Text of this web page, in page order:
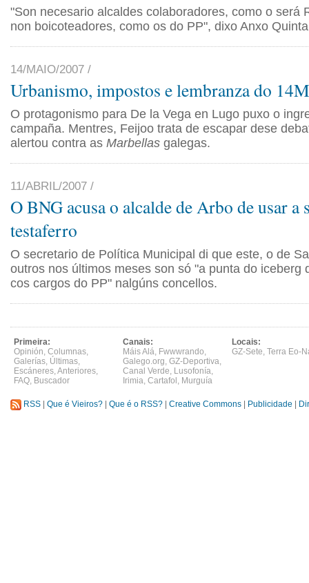
"Son necesario alcaldes colaboradores, como o será
non boicoteadores, como os do PP", dixo Anxo
14/MAIO/2007 /
Urbanismo, impostos e lembranza do 14M
O protagonismo para De la Vega en Lugo puxo o
campaña. Mentres, Feijoo trata de escapar dese
alertou contra as Marbellas galegas.
11/ABRIL/2007 /
O BNG acusa o alcalde de Arbo de usar a
testaferro
O secretario de Política Municipal di que este, o de
outros nos últimos meses son só "a punta do iceberg
cos cargos do PP" nalgúns concellos.
Primeira:
Opinión, Columnas,
Galerías, Últimas,
Escáneres,Anteriores,
FAQ, Buscador
Canais:
Máis Alá, Fwwwrando,
Galego.org, GZ-Deportiva,
Canal Verde, Lusofonía,
Irimia, Cartafol , Murguía
Locais:
GZ-Sete, Terra Eo-
RSS Que é Vieiros? Que é o RSS? Creative Commons Publicidade